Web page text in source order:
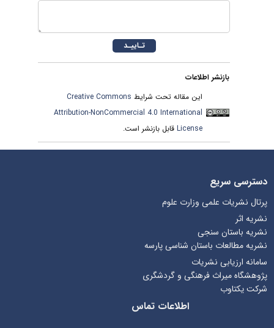
بازنشر اطلاعات
این مقاله تحت شرایطCreative Commons
Attribution-NonCommercial 4.0 International
Licenseقابل بازنشر است.
دسترسی سریع
پرتال نشریات علمی وزارت علوم
نشریه اثر
نشریه باستان سنجی
نشریه مطالعات باستان شناسی پارسه
سامانه ارزیابی نشریات
پژوهشگاه میراث فرهنگی و گردشگری
شرکت یکتاوب
اطلاعات تماس